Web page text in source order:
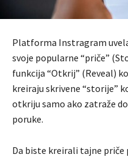
Platforma Instragram
svoje popularne “priče”
funkcija “Otkrij” (Reveal)
kreiraju skrivene “storije”
otkriju samo ako zatraže
poruke.
Da biste kreirali tajne